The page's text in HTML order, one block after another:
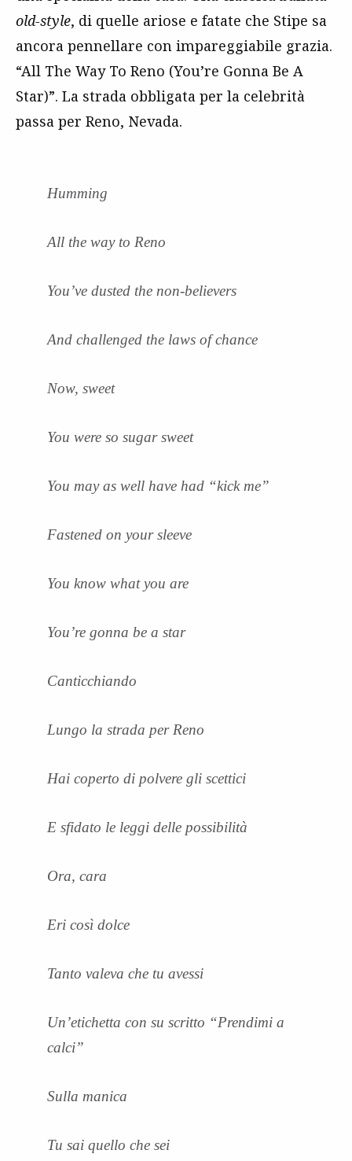
old-style, di quelle ariose e fatate che Stipe sa
ancora pennellare con impareggiabile grazia.
“All The Way To Reno (You’re Gonna Be A
Star)”. La strada obbligata per la celebrità
passa per Reno, Nevada.
Humming
All the way to Reno
You’ve dusted the non-believers
And challenged the laws of chance
Now, sweet
You were so sugar sweet
You may as well have had “kick me”
Fastened on your sleeve
You know what you are
You’re gonna be a star
Canticchiando
Lungo la strada per Reno
Hai coperto di polvere gli scettici
E sfidato le leggi delle possibilità
Ora, cara
Eri così dolce
Tanto valeva che tu avessi
Un’etichetta con su scritto “Prendimi a
calci”
Sulla manica
Tu sai quello che sei